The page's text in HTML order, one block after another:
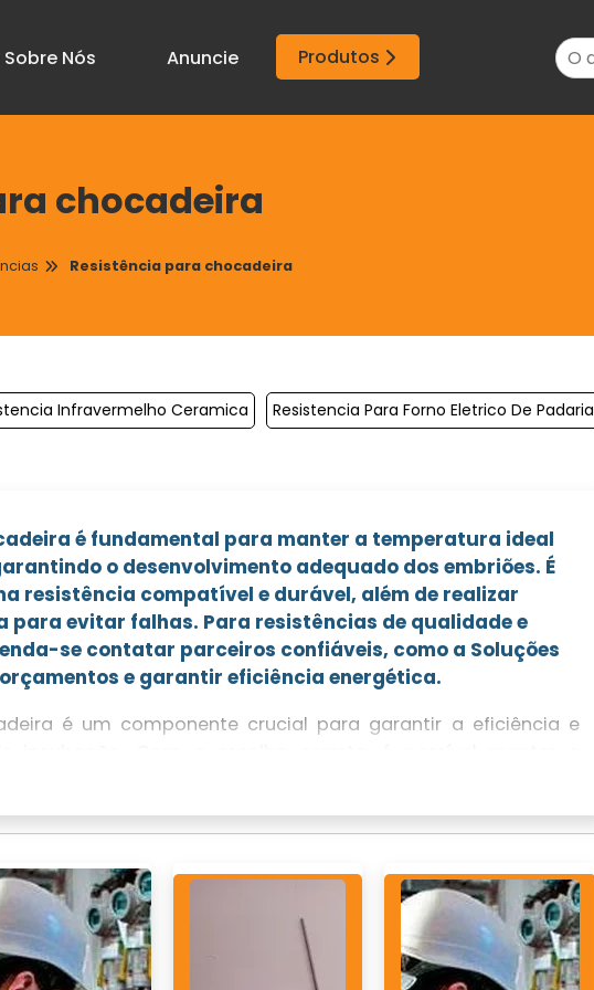
Sobre Nós Anuncie Produtos
chocadeira
Resistência para chocadeira
Infravermelho Ceramica Resistencia Para Forno Eletrico De Padaria
é fundamental para manter a temperatura ideal
o desenvolvimento adequado dos embriões. É
resistência compatível e durável, além de realizar
para evitar falhas. Para resistências de qualidade e
se contatar parceiros confiáveis, como a Soluções
e garantir eficiência energética.
é um componente crucial para garantir a eficiência e
incubação. Com a escolha correta, é possível manter a
dos ovos, assegurando o sucesso na eclosão.
de selecionar a resistência adequada, além de dicas de
de adquirir o produto com fornecedores confiáveis.
DA RESISTÊNCIA NA INCUBAÇÃO